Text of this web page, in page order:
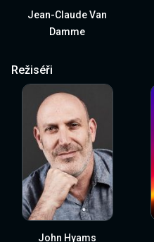
Jean-Claude Van
Damme
Režiséři
John Hyams